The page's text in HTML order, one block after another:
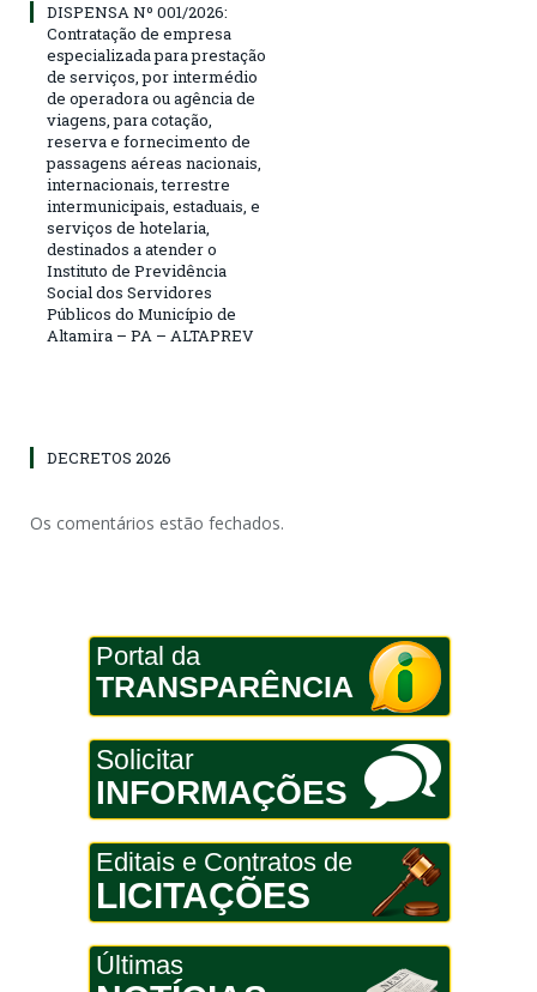
DISPENSA Nº 001/2026:
Contratação de empresa
especializada para prestação
de serviços, por intermédio
de operadora ou agência de
viagens, para cotação,
reserva e fornecimento de
passagens aéreas nacionais,
internacionais, terrestre
intermunicipais, estaduais, e
serviços de hotelaria,
destinados a atender o
Instituto de Previdência
Social dos Servidores
Públicos do Município de
Altamira – PA – ALTAPREV
DECRETOS 2026
Os comentários estão fechados.
Portal da
TRANSPARÊNCIA
Solicitar
INFORMAÇÕES
Editais e Contratos de
LICITAÇÕES
Últimas